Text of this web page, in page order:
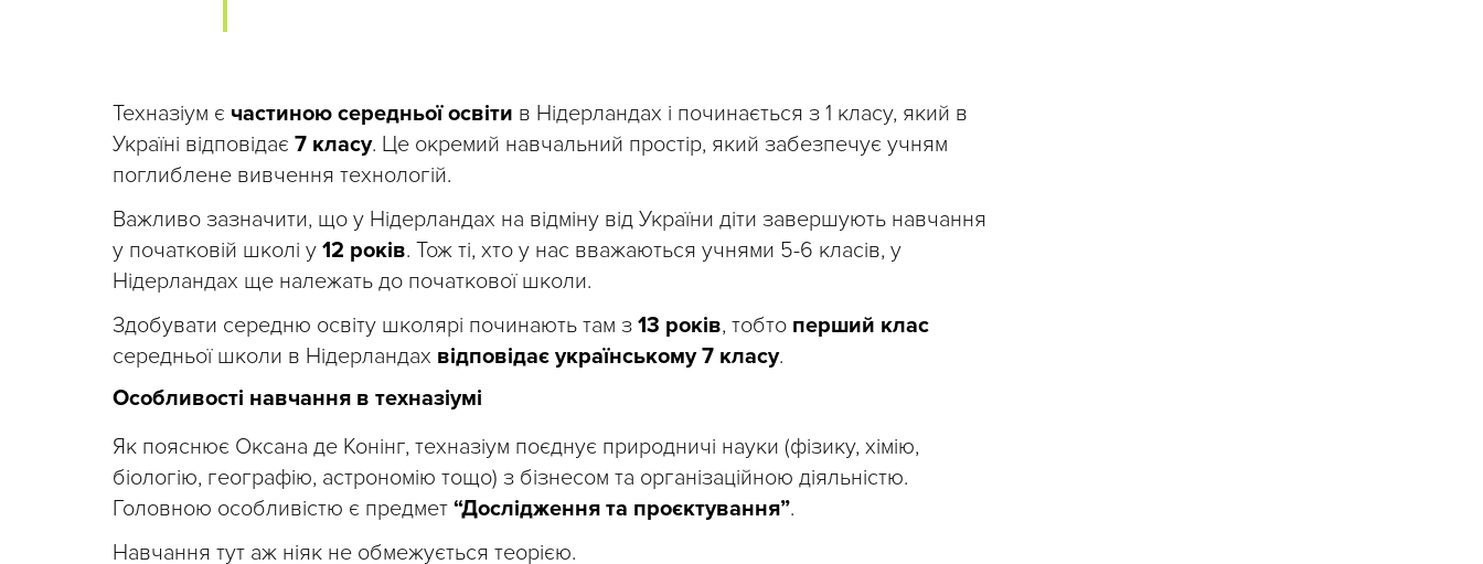
Техназіум є частиною середньої освіти в Нідерландах і починається з 1 класу, який в
Україні відповідає 7 класу. Це окремий навчальний простір, який забезпечує учням
поглиблене вивчення технологій.
Важливо зазначити, що у Нідерландах на відміну від України діти завершують навчання
у початковій школі у 12 років. Тож ті, хто у нас вважаються учнями 5-6 класів, у
Нідерландах ще належать до початкової школи.
Здобувати середню освіту школярі починають там з 13 років, тобто перший клас
середньої школи в Нідерландах відповідає українському 7 класу.
Особливості навчання в техназіумі
Як пояснює Оксана де Конінг, техназіум поєднує природничі науки (фізику, хімію,
біологію, географію, астрономію тощо) з бізнесом та організаційною діяльністю.
Головною особливістю є предмет “Дослідження та проєктування”.
Навчання тут аж ніяк не обмежується теорією.